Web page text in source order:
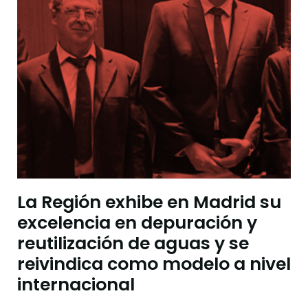
La Región exhibe en Madrid su
excelencia en depuración y
reutilización de aguas y se
reivindica como modelo a nivel
internacional